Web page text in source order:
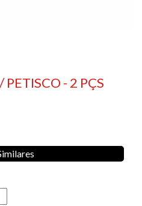
PETISCO - 2 PÇS